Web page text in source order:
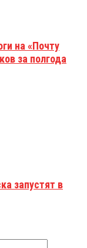
на «Почту
за полгода
запустят в